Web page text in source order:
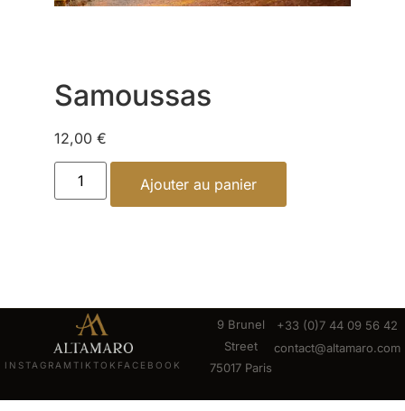
Samoussas
12,00 €
Ajouter au panier
INSTAGRAM TIKTOK FACEBOOK
9 Brunel
Street
75017 Paris
+33 (0)7 44 09 56 42
contact@altamaro.com